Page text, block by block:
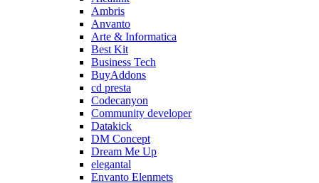
Ambris
Anvanto
Arte & Informatica
Best Kit
Business Tech
BuyAddons
cd presta
Codecanyon
Community developer
Datakick
DM Concept
Dream Me Up
elegantal
Envanto Elenmets